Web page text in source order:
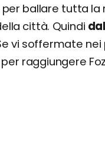
ballare tutta la
città. Quindi
vi soffermate
raggiungere